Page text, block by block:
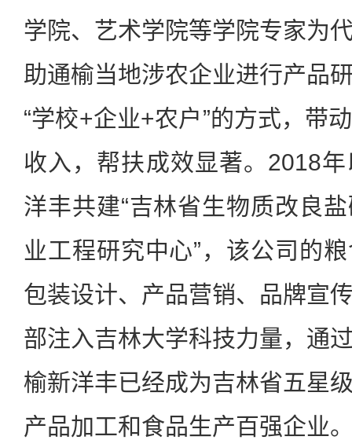
学院、艺术学院等学院专家为
助通榆当地涉农企业进行产品
“学校+企业+农户”的方式，带
收入，帮扶成效显著。2018
洋丰共建“吉林省生物质改良
业工程研究中心”，该公司的
包装设计、产品营销、品牌宣
部注入吉林大学科技力量，通
榆新洋丰已经成为吉林省五星
产品加工和食品生产百强企业